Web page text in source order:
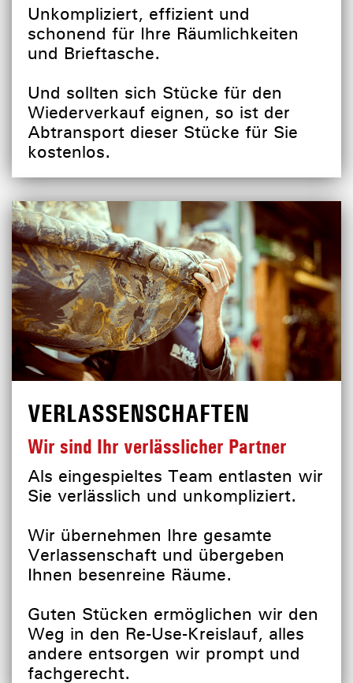
Unkompliziert, effizient und
schonend für Ihre Räumlichkeiten
und Brieftasche.
Und sollten sich Stücke für den
Wiederverkauf eignen, so ist der
Abtransport dieser Stücke für Sie
kostenlos.
VERLASSENSCHAFTEN
Wir sind Ihr verlässlicher Partner
Als eingespieltes Team entlasten wir
Sie verlässlich und unkompliziert.
Wir übernehmen Ihre gesamte
Verlassenschaft und übergeben
Ihnen besenreine Räume.
Guten Stücken ermöglichen wir den
Weg in den Re-Use-Kreislauf, alles
andere entsorgen wir prompt und
fachgerecht.